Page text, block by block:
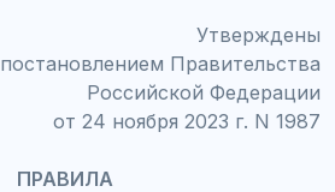
Утверждены
постановлением Правительства
Российской Федерации
от 24 ноября 2023 г. N 1987
ПРАВИЛА